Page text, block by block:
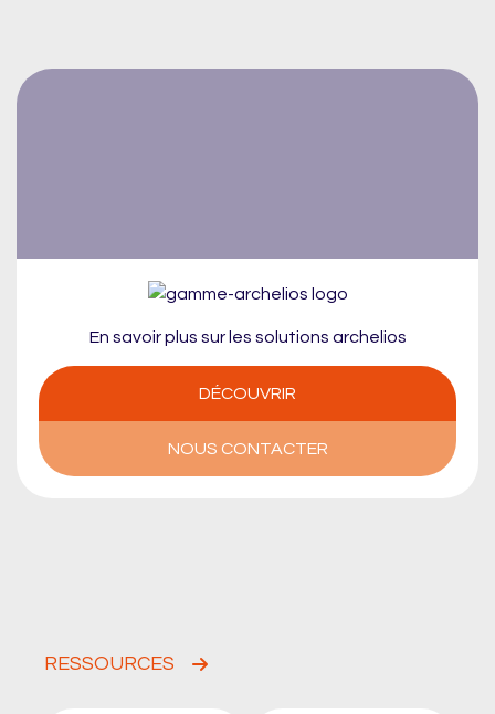
En savoir plus sur les solutions archelios
DÉCOUVRIR
NOUS CONTACTER
RESSOURCES